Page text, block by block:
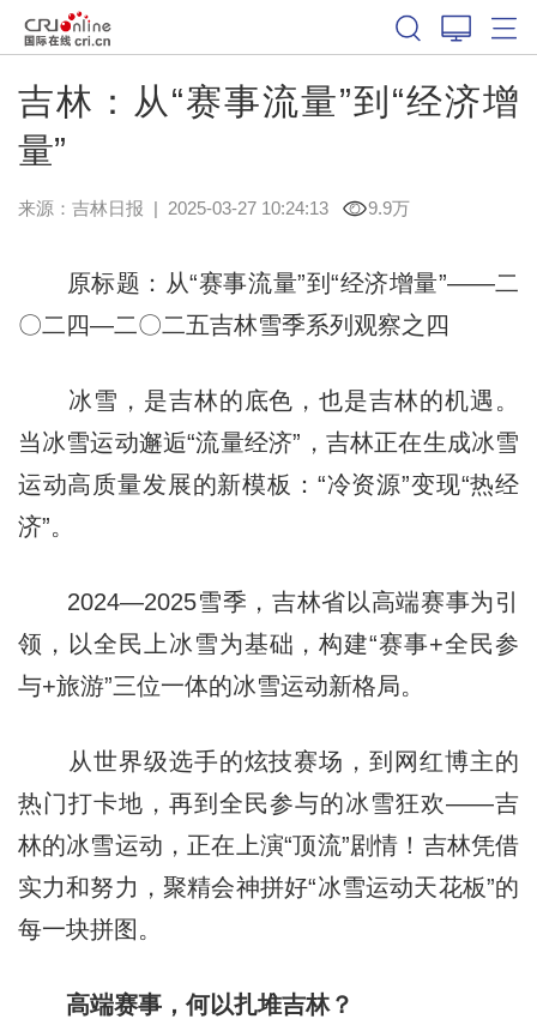
吉林：从“赛事流量”到“经济增
量”
来源： 吉林日报 | 2025-03-27 10:24:13 9.9万
原标题：从“赛事流量”到“经济增量”——二
〇二四—二〇二五吉林雪季系列观察之四
冰雪，是吉林的底色，也是吉林的机遇。
当冰雪运动邂逅“流量经济”，吉林正在生成冰雪
运动高质量发展的新模板：“冷资源”变现“热经
济”。
2024—2025雪季，吉林省以高端赛事为引
领，以全民上冰雪为基础，构建“赛事+全民参
与+旅游”三位一体的冰雪运动新格局。
从世界级选手的炫技赛场，到网红博主的
热门打卡地，再到全民参与的冰雪狂欢——吉
林的冰雪运动，正在上演“顶流”剧情！吉林凭借
实力和努力，聚精会神拼好“冰雪运动天花板”的
每一块拼图。
高端赛事，何以扎堆吉林？